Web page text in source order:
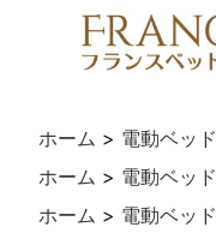
ホーム > 電動ベッド
ホーム > 電動ベッド
ホーム > 電動ベッド